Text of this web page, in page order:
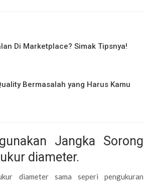
Di Marketplace? Simak Tipsnya!
Bermasalah yang Harus Kamu
Jangka Sorong
diameter.
diameter sama seperi pengukuran